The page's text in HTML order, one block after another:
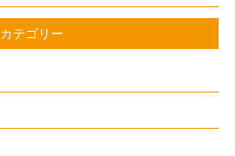
カテゴリー